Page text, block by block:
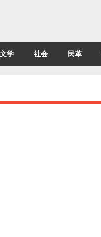
文学 社会 民革